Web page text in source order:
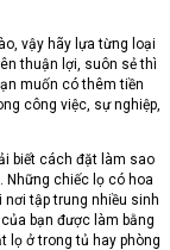
vậy hãy lựa từng loại
thuận lợi, suôn sẻ thì
muốn có thêm tiền
công việc, sự nghiệp,
biết cách đặt làm sao
Những chiếc lọ có hoa
tập trung nhiều sinh
bạn được làm bằng
lọ ở trong tủ hay phòng